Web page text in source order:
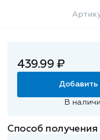
439.99 ₽
Добавить
В
Способ получения